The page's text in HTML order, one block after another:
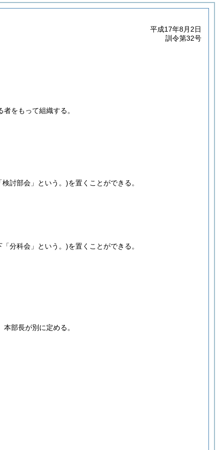
平成17年8月2日
訓令第32号
をもって組織する。
検討部会」という。)を置くことができる。
「分科会」という。)を置くことができる。
部長が別に定める。